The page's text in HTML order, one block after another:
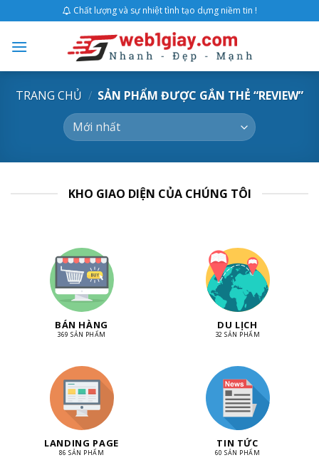
content
Chất lượng và sự nhiệt tình tạo dựng niềm tin !
TRANG CHỦ / SẢN PHẨM ĐƯỢC GẮN THẺ “REVIEW”
KHO GIAO DIỆN CỦA CHÚNG TÔI
BÁN HÀNG
369 SẢN PHẨM
DU LỊCH
32 SẢN PHẨM
LANDING PAGE
86 SẢN PHẨM
TIN TỨC
60 SẢN PHẨM